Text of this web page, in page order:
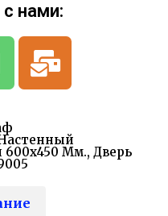
600х450 Мм., Дверь
с нами: